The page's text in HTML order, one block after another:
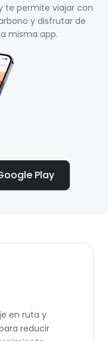
te permite viajar con
y disfrutar de
misma app.
Play
en ruta y
reducir